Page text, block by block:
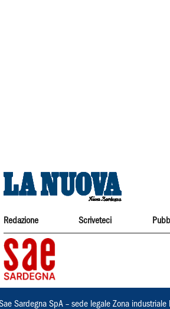
Redazione Scriveteci
Sardegna SpA – sede legale Zona